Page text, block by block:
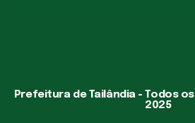
Prefeitura de Tailândia - Todos
2025